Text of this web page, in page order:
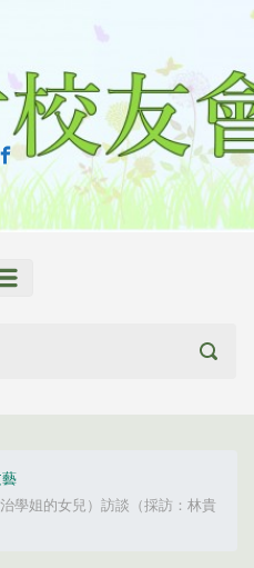
學姐的女兒）訪談（採訪：林貴